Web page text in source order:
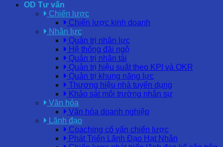
OD Tư vấn
Chiến lược
Chiến lược kinh doanh
Nhân lực
Quản trị nhân lực
Hệ thống đãi ngộ
Quản trị nhân tài
Quản trị hiệu suất theo KPI và OKR
Quản trị khung năng lực
Thương hiệu nhà tuyển dụng
Khảo sát môi trường nhân sự
Văn hóa
Văn hóa doanh nghiệp
Lãnh đạo
Coaching cố vấn chiến lược
Phát Triển Lãnh Đạo Hạt Nhân